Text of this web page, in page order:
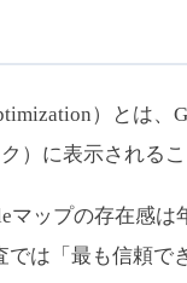
）とは
）に表示されるこ
マップの存在感
では「最も信頼